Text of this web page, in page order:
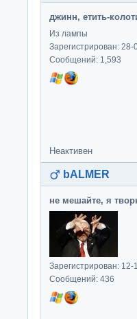
джинн, етить-
Из лампы
Зарегистрирован: 28-
Сообщений: 1,593
Неактивен
bALMER
не мешайте, я
Зарегистрирован: 12-
Сообщений: 436